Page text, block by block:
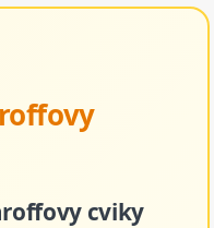
cviky